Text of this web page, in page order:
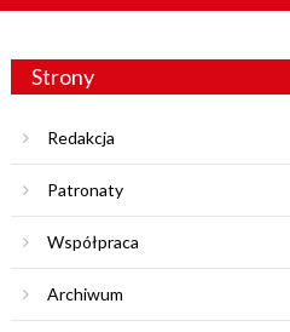
Strony
Redakcja
Patronaty
Współpraca
Archiwum